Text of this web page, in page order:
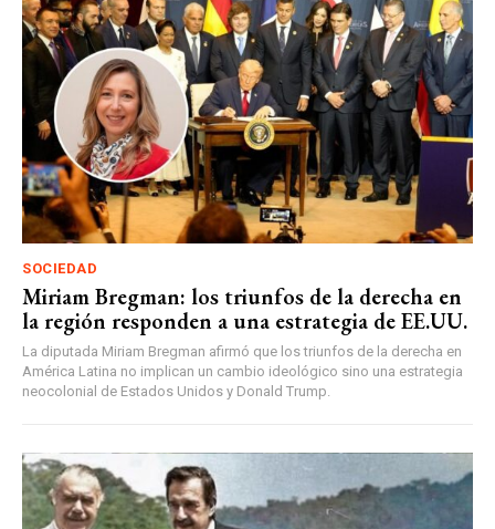
SOCIEDAD
Miriam Bregman: los triunfos de la derecha en
la región responden a una estrategia de EE.UU.
La diputada Miriam Bregman afirmó que los triunfos de la derecha en
América Latina no implican un cambio ideológico sino una estrategia
neocolonial de Estados Unidos y Donald Trump.